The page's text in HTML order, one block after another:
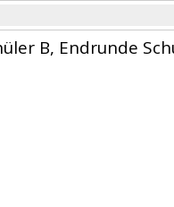
B, Endrunde